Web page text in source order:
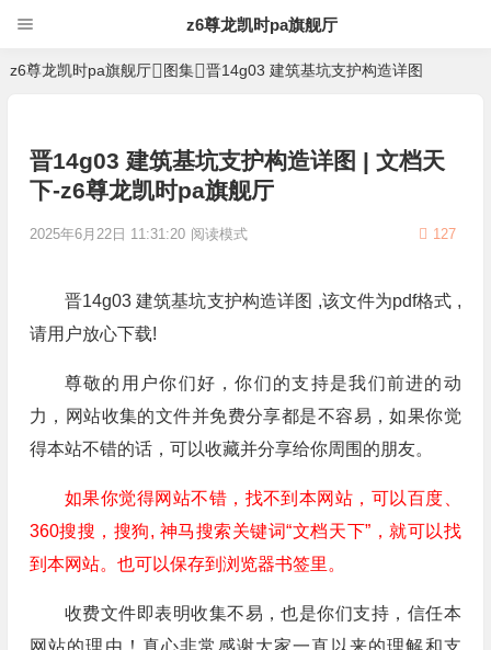
z6尊龙凯时pa旗舰厅
z6尊龙凯时pa旗舰厅 图集 晋14g03 建筑基坑支护构造详图
晋14g03 建筑基坑支护构造详图 | 文档天
下-z6尊龙凯时pa旗舰厅
2025年6月22日 11:31:20 127
阅读模式
晋14g03 建筑基坑支护构造详图 ,该文件为pdf格式 ,
请用户放心下载!
尊敬的用户你们好，你们的支持是我们前进的动
力，网站收集的文件并免费分享都是不容易，如果你觉
得本站不错的话，可以收藏并分享给你周围的朋友。
如果你觉得网站不错，找不到本网站，可以百度、
360搜搜，搜狗, 神马搜索关键词“文档天下”，就可以找
到本网站。也可以保存到浏览器书签里。
收费文件即表明收集不易，也是你们支持，信任本
网站的理由！真心非常感谢大家一直以来的理解和支